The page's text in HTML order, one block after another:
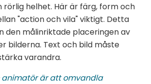
rörlig helhet. Här är färg, form och
"action och vila" viktigt. Detta
den målinriktade placeringen av
bilderna. Text och bild måste
varandra.
animatör är att omvandla